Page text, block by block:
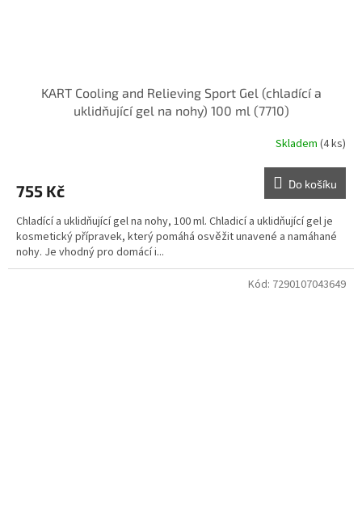
KART Cooling and Relieving Sport Gel (chladící a
uklidňující gel na nohy) 100 ml (7710)
Skladem (4 ks)
755 Kč Do košíku
Chladící a uklidňující gel na nohy, 100 ml. Chladicí a uklidňující gel je
kosmetický přípravek, který pomáhá osvěžit unavené a namáhané
nohy. Je vhodný pro domácí i...
Kód: 7290107043649